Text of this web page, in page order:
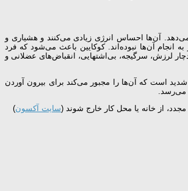
آن‌ها احساس انرژی زیادی می‌کنند و هشیاری و
انجام آن‌ها نبوده‌اند. کوکایین باعث می‌شود که فرد
لرزش، سرگیجه، بی‌اشتهایی، انقباض‌های عضلانی و
است که آن‌ها را مجبور می‌کند برای بیرون آوردن
می‌رسد.
سایت آکسون)